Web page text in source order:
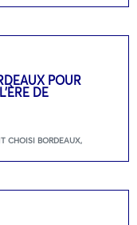
POUR
DE
CHOISI BORDEAUX,